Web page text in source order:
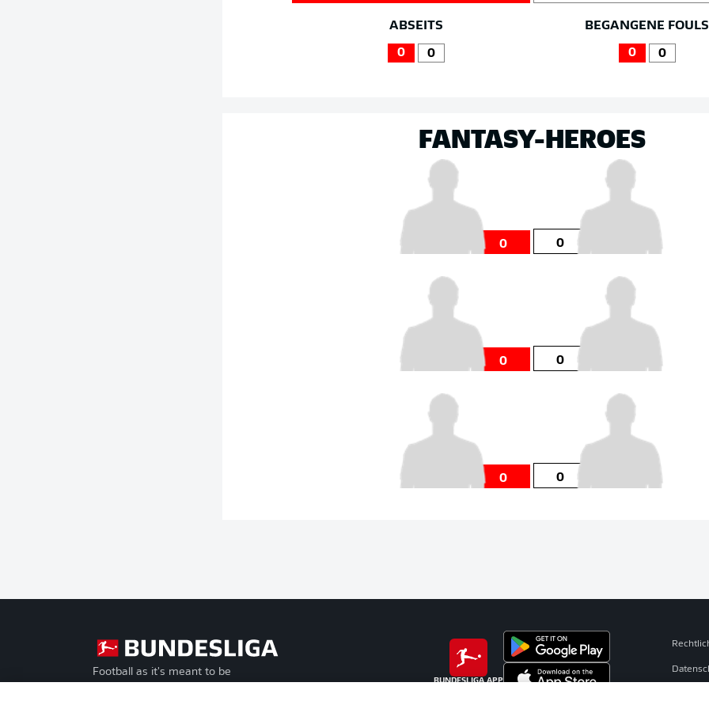
ABSEITS
0 0
BEGANGENE FOULS
0 0
FANTASY-HEROES
0 0
0 0
0 0
Football as it's meant to be
BUNDESLIGA APP